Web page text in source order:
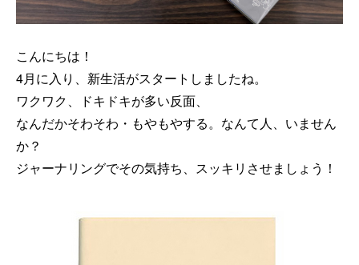
こんにちは！
4月に入り、新生活がスタートしましたね。
ワクワク、ドキドキが多い反面、
なんだかそわそわ・もやもやする。なんて人、いません
か？
ジャーナリングでその気持ち、スッキリさせましょう！